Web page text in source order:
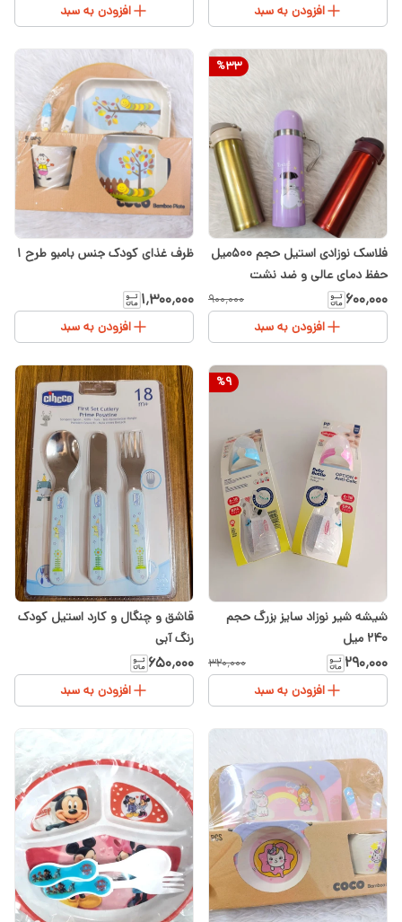
افزودن به سبد افزودن به سبد
%33
فلاسک نوزادی استیل حجم ۵۰۰میل
حفظ دمای عالی و ضد نشت
«سیسمونی شیدا»
۶۰۰٬۰۰۰ ۹۰۰٬۰۰۰
افزودن به سبد
ظرف غذای کودک جنس بامبو طرح ۱
۱٬۳۰۰٬۰۰۰
افزودن به سبد
%9
شیشه شیر نوزاد سایز بزرگ حجم
۲۴۰ میل
۲۹۰٬۰۰۰ ۳۲۰٬۰۰۰
افزودن به سبد
قاشق و چنگال و کارد استیل کودک
رنگ آبی
۶۵۰٬۰۰۰
افزودن به سبد